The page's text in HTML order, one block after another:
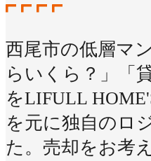
西尾市の低層マ
らいくら？」「
をLIFULL
を元に独自のロ
た。売却をお考